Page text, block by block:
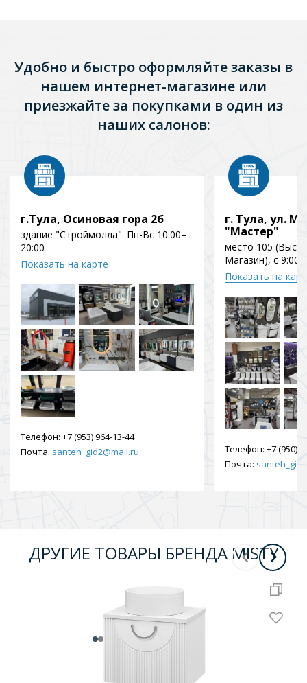
Удобно и быстро оформляйте заказы в
нашем интернет-магазине или
приезжайте за покупками в один из
наших салонов:
г.Тула, Осиновая гора 2б
здание "Строймолла". Пн-Вс 10:00–
20:00
Показать на карте
Телефон: +7 (953) 964-13-44
Почта: santeh_gid2@mail.ru
г. Тула, ул.
"Мастер"
место 105
Магазин), с 9:00
Показать на
Телефон: +7 (950)
Почта:
ДРУГИЕ ТОВАРЫ БРЕНДА MISTY